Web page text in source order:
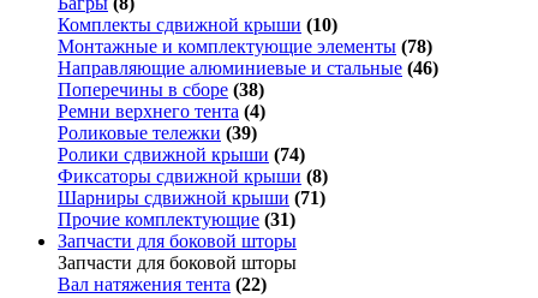
Комплекты сдвижной крыши (10)
Монтажные и комплектующие элементы (78)
Направляющие алюминиевые и стальные (46)
Поперечины в сборе (38)
Ремни верхнего тента (4)
Роликовые тележки (39)
Ролики сдвижной крыши (74)
Фиксаторы сдвижной крыши (8)
Шарниры сдвижной крыши (71)
Прочие комплектующие (31)
Запчасти для боковой шторы
Запчасти для боковой шторы
Вал натяжения тента (22)